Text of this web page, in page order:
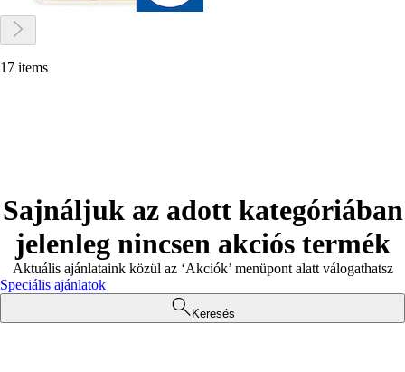
17 items
Sajnáljuk az adott kategóriában
jelenleg nincsen akciós termék
Aktuális ajánlataink közül az ‘Akciók’ menüpont alatt válogathatsz
Speciális ajánlatok
Keresés